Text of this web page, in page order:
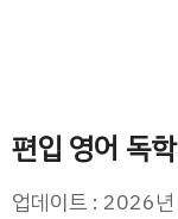
편입 영어 독
업데이트 : 2026